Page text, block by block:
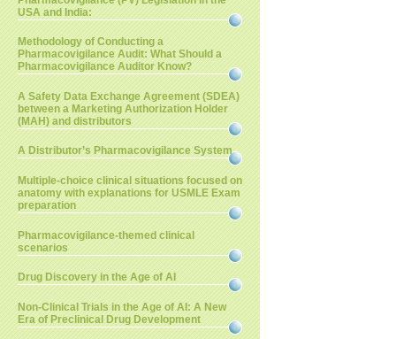
USA and India:
Methodology of Conducting a
Pharmacovigilance Audit: What Should a
Pharmacovigilance Auditor Know?
A Safety Data Exchange Agreement (SDEA)
between a Marketing Authorization Holder
(MAH) and distributors
A Distributor’s Pharmacovigilance System
Multiple-choice clinical situations focused on
anatomy with explanations for USMLE Exam
preparation
Pharmacovigilance-themed clinical
scenarios
Drug Discovery in the Age of AI
Non-Clinical Trials in the Age of AI: A New
Era of Preclinical Drug Development